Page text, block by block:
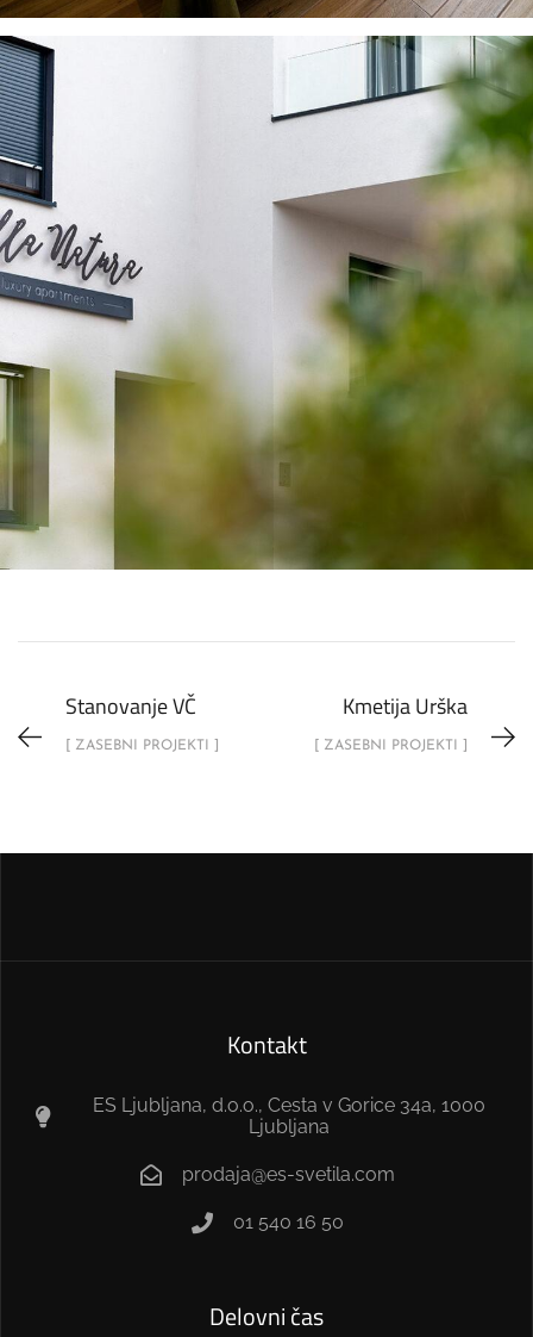
Stanovanje VČ
[ ZASEBNI PROJEKTI ]
Kmetija Urška
[ ZASEBNI PROJEKTI ]
Kontakt
ES Ljubljana, d.o.o., Cesta v Gorice 34a, 1000
Ljubljana
prodaja@es-svetila.com
01 540 16 50
Delovni čas